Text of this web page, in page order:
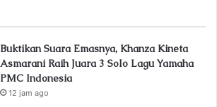
Buktikan Suara Emasnya, Khanza Kineta
Asmarani Raih Juara 3 Solo Lagu Yamaha
PMC Indonesia
12 jam ago